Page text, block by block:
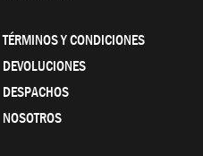
TÉRMINOS Y CONDICIONES
DEVOLUCIONES
DESPACHOS
NOSOTROS